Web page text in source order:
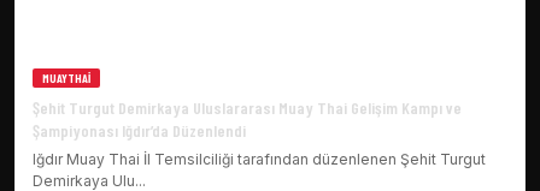
MUAYTHAI
Şehit Turgut Demirkaya Uluslararası Muay Thai Gelişim Kampı ve
Şampiyonası Iğdır’da Düzenlendi
Iğdır Muay Thai İl Temsilciliği tarafından düzenlenen Şehit Turgut
Demirkaya Ulu...